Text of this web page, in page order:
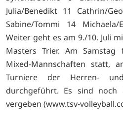
Julia/Benedikt 11 Cathrin/
Sabine/Tommi 14 Michaela/
Weiter geht es am 9./10. Juli
Masters Trier. Am
Mixed-Mannschaften statt,
Turniere der Herren- und
durchgeführt. Es sind
vergeben (www.tsv-